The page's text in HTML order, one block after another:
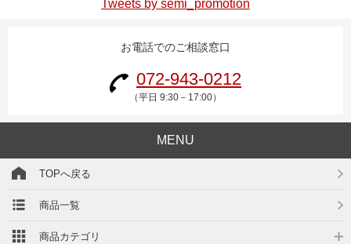
Tweets by semi_promotion
お電話でのご相談窓口
072-943-0212
（平日 9:30－17:00）
MENU
TOPへ戻る
商品一覧
商品カテゴリ